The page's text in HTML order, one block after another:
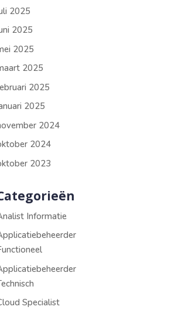
2025
2025
2025
2025
2025
2025
2024
2024
2023
Informatie
Specialist